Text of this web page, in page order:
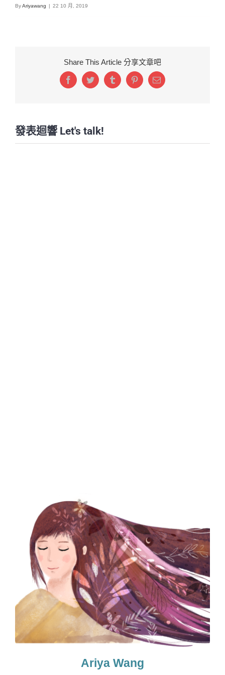
ByAriyawang | 22 10 月, 2019
Share This Article 分享文章吧
FacebookTwitterTumblrPinterestEmail:
發表迴響 Let's talk!
Ariya Wang